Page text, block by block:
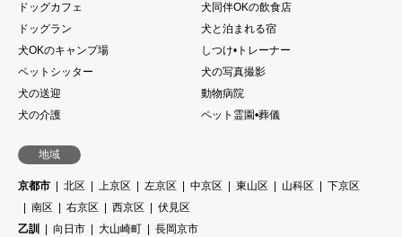
ドッグカフェ
犬同伴OKの飲食店
ドッグラン
犬と泊まれる宿
犬OKのキャンプ場
しつけ•トレーナー
ペットシッター
犬の写真撮影
犬の送迎
動物病院
犬の介護
ペット霊園•葬儀
地域
京都市 北区 上京区 左京区 中京区 東山区 山科区
下京区
南区
右京区 西京区
伏見区
乙訓
向日市 大山崎町
長岡京市